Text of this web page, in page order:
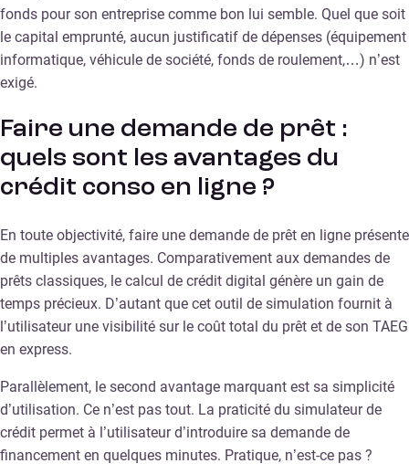
fonds pour son entreprise comme bon lui semble. Quel que soit
le capital emprunté, aucun justificatif de dépenses (équipement
informatique, véhicule de société, fonds de roulement,…) n’est
exigé.
Faire une demande de prêt :
quels sont les avantages du
crédit conso en ligne ?
En toute objectivité, faire une demande de prêt en ligne présente
de multiples avantages. Comparativement aux demandes de
prêts classiques, le calcul de crédit digital génère un gain de
temps précieux. D’autant que cet outil de simulation fournit à
l’utilisateur une visibilité sur le coût total du prêt et de son TAEG
en express.
Parallèlement, le second avantage marquant est sa simplicité
d’utilisation. Ce n’est pas tout. La praticité du simulateur de
crédit permet à l’utilisateur d’introduire sa demande de
financement en quelques minutes. Pratique, n’est-ce pas ?